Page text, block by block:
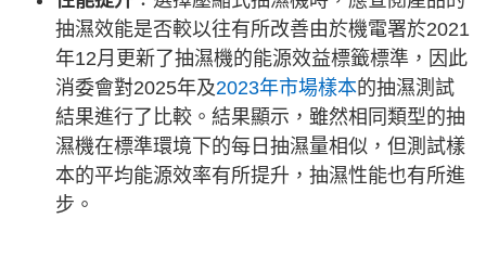
抽濕效能是否較以往有所改善由於機電署於2021
年12月更新了抽濕機的能源效益標籤標準，因此
消委會對2025年及2023年市場樣本的抽濕測試
結果進行了比較。結果顯示，雖然相同類型的抽
濕機在標準環境下的每日抽濕量相似，但測試樣
本的平均能源效率有所提升，抽濕性能也有所進
步。